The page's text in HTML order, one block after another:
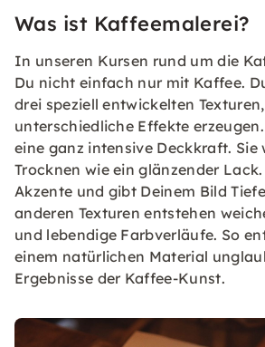
Was ist Kaffeemalerei?
In unseren Kursen rund um die
Du nicht einfach nur mit Kaffee.
drei speziell entwickelten
unterschiedliche Effekte
eine ganz intensive Deckkraft. Sie
Trocknen wie ein glänzender
Akzente und gibt Deinem Bild
anderen Texturen entstehen
und lebendige Farbverläufe. So
einem natürlichen Material
Ergebnisse der Kaffee-Kunst.